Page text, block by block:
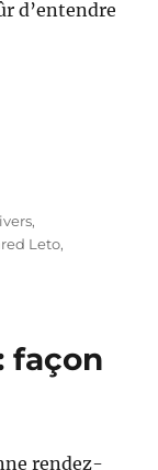
d’entendre
,
Leto,
façon
rendez-